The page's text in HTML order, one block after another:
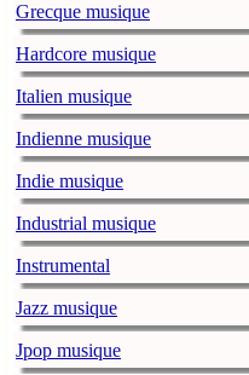
Grecque musique
Hardcore musique
Italien musique
Indienne musique
Indie musique
Industrial musique
Instrumental
Jazz musique
Jpop musique